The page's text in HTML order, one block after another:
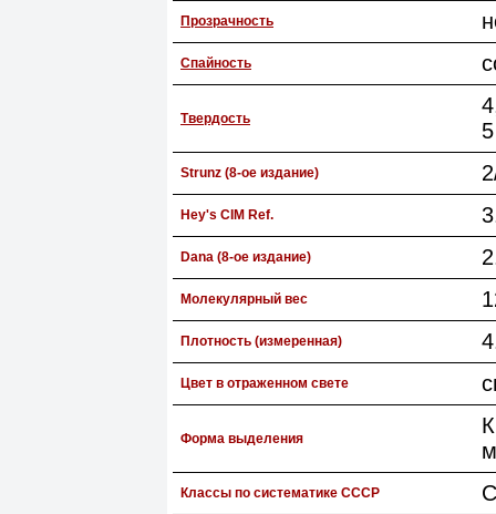
Прозрачность
Спайность
Твердость
5
Strunz (8-ое издание)
Hey's CIM Ref.
Dana (8-ое издание)
Молекулярный вес
Плотность (измеренная)
Цвет в отраженном свете
Форма выделения
Классы по систематике СССР